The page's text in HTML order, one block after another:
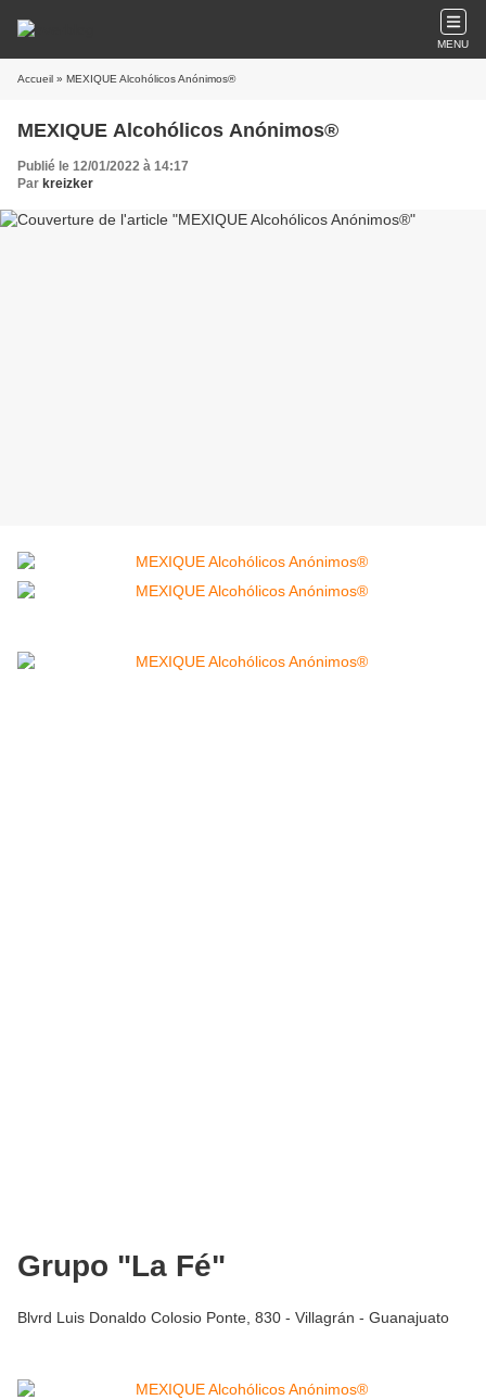
MENU
Accueil » MEXIQUE Alcohólicos Anónimos®
MEXIQUE Alcohólicos Anónimos®
Publié le 12/01/2022 à 14:17
Par kreizker
Grupo "La Fé"
Blvrd Luis Donaldo Colosio Ponte, 830 - Villagrán - Guanajuato